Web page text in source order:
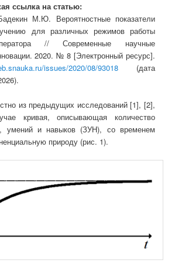
ссылка на статью:
М.Ю. Вероятностные показатели
для различных режимов работы
// Современные научные
2020. № 8 [Электронный ресурс].
issues/2020/08/93018(дата
из предыдущих исследований [1], [2],
кривая, описывающая количество
умений и навыков (ЗУН), со временем
природу (рис. 1).